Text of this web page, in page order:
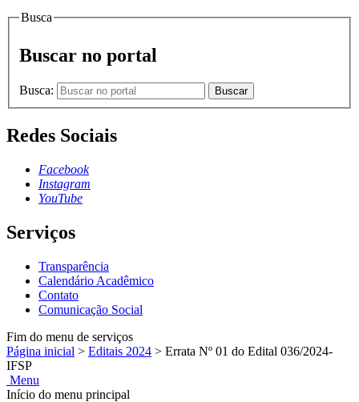
Busca
Buscar no portal
Busca: Buscar
Redes Sociais
Facebook
Instagram
YouTube
Serviços
Transparência
Calendário Acadêmico
Contato
Comunicação Social
Fim do menu de serviços
Página inicial > Editais 2024 > Errata Nº 01 do Edital 036/2024-
IFSP
Menu
Início do menu principal